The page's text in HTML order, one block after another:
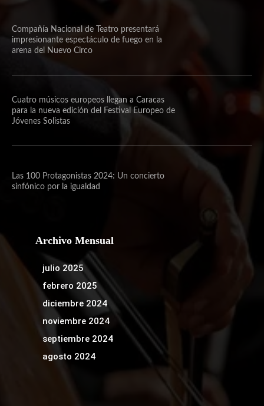
Compañía Nacional de Teatro presentará
impresionante espectáculo de fuego en la
arena del Nuevo Circo
Cuatro músicos europeos llegan a Caracas
para la nueva edición del Festival Europeo de
Jóvenes Solistas
Las 100 Protagonistas 2024: Un concierto
sinfónico por la igualdad
Archivo Mensual
julio 2025
febrero 2025
diciembre 2024
noviembre 2024
septiembre 2024
agosto 2024